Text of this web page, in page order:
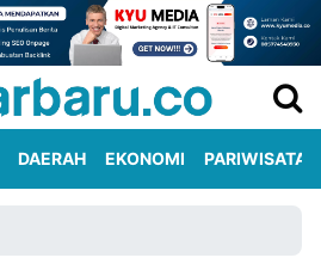
DAERAH EKONOMI PARIWISATA